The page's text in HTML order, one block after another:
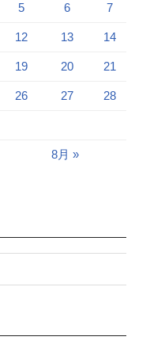
5 6 7
12 13 14
19 20 21
26 27 28
8月 »